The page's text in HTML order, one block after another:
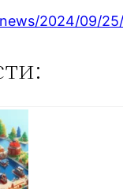
2024/09/